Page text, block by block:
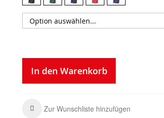
In den Warenkorb
Zur Wunschliste hinzufügen